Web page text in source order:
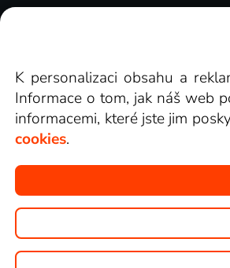
K personalizaci obsahu a
Informace o tom, jak náš web
informacemi, které jste jim
cookies.